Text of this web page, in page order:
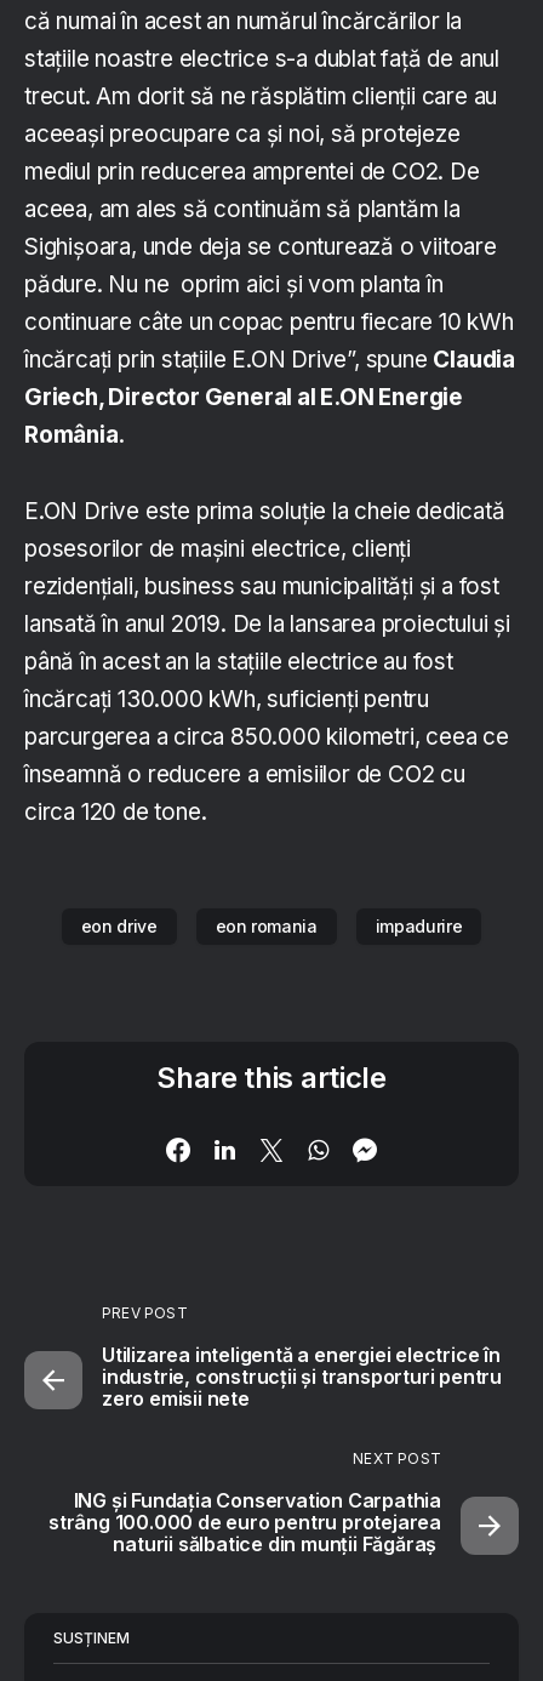
că numai în acest an numărul încărcărilor la
stațiile noastre electrice s-a dublat față de anul
trecut. Am dorit să ne răsplătim clienții care au
aceeași preocupare ca și noi, să protejeze
mediul prin reducerea amprentei de CO2. De
aceea, am ales să continuăm să plantăm la
Sighișoara, unde deja se conturează o viitoare
pădure. Nu ne oprim aici și vom planta în
continuare câte un copac pentru fiecare 10 kWh
încărcați prin stațiile E.ON Drive”, spune Claudia
Griech, Director General al E.ON Energie
România.
E.ON Drive este prima soluție la cheie dedicată
posesorilor de mașini electrice, clienți
rezidențiali, business sau municipalități și a fost
lansată în anul 2019. De la lansarea proiectului și
până în acest an la stațiile electrice au fost
încărcați 130.000 kWh, suficienți pentru
parcurgerea a circa 850.000 kilometri, ceea ce
înseamnă o reducere a emisiilor de CO2 cu
circa 120 de tone.
eon drive eon romania impadurire
Share this article
PREV POST
Utilizarea inteligentă a energiei electrice în
industrie, construcții și transporturi pentru
zero emisii nete
NEXT POST
ING și Fundația Conservation Carpathia
strâng 100.000 de euro pentru protejarea
naturii sălbatice din munții Făgăraș
SUSȚINEM